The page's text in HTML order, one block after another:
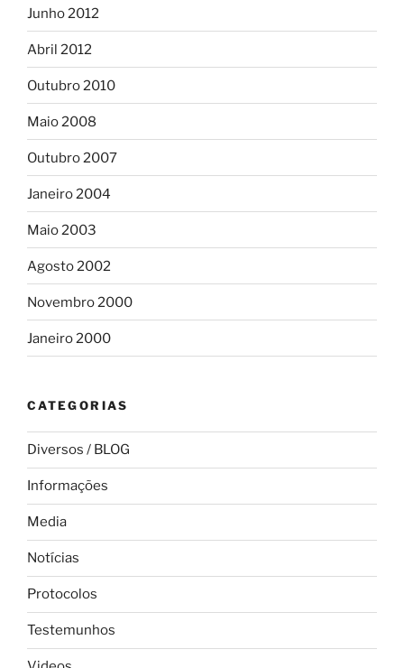
Junho 2012
Abril 2012
Outubro 2010
Maio 2008
Outubro 2007
Janeiro 2004
Maio 2003
Agosto 2002
Novembro 2000
Janeiro 2000
CATEGORIAS
Diversos / BLOG
Informações
Media
Notícias
Protocolos
Testemunhos